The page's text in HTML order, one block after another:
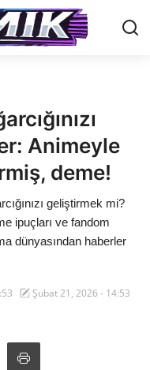
Animeyle
deme!
geliştirmek mi?
ipuçları ve fandom
dünyasından haberler
Şubat 21, 2026 - 14:53